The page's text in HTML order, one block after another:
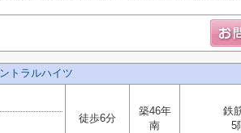
トラルハイツ
徒歩6分
築46年
南
鉄
5